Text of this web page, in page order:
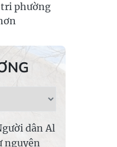
tri phường
dân Al
nguyện